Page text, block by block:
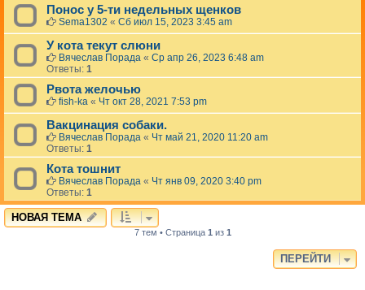
Понос у 5-ти недельных щенков
Sema1302 « Сб июл 15, 2023 3:45 am
У кота текут слюни
Вячеслав Порада « Ср апр 26, 2023 6:48 am
Ответы: 1
Рвота желочью
fish-ka « Чт окт 28, 2021 7:53 pm
Вакцинация собаки.
Вячеслав Порада « Чт май 21, 2020 11:20 am
Ответы: 1
Кота тошнит
Вячеслав Порада « Чт янв 09, 2020 3:40 pm
Ответы: 1
НОВАЯ ТЕМА
7 тем • Страница 1 из 1
ПЕРЕЙТИ